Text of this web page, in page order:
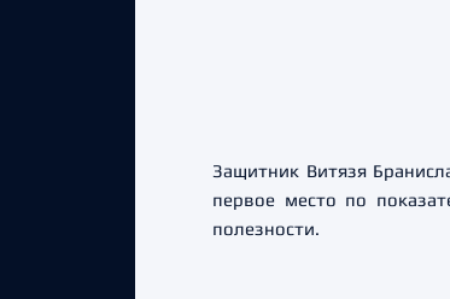
Защитник Витязя
первое место по
полезности.